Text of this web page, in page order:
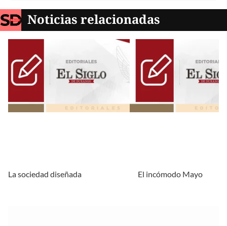
Noticias relacionadas
La sociedad diseñada El incómodo Mayo